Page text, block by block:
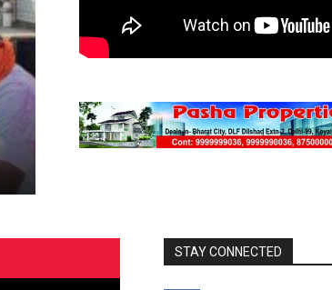
EMAGAZINE
निरहुआ और पुष्पा वर्मा स्टारर फिल्म”बलमा बड़ा
STAY CONNECTED